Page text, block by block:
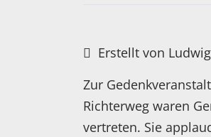
Erstellt von
Zur
Richterweg waren
vertreten. Sie